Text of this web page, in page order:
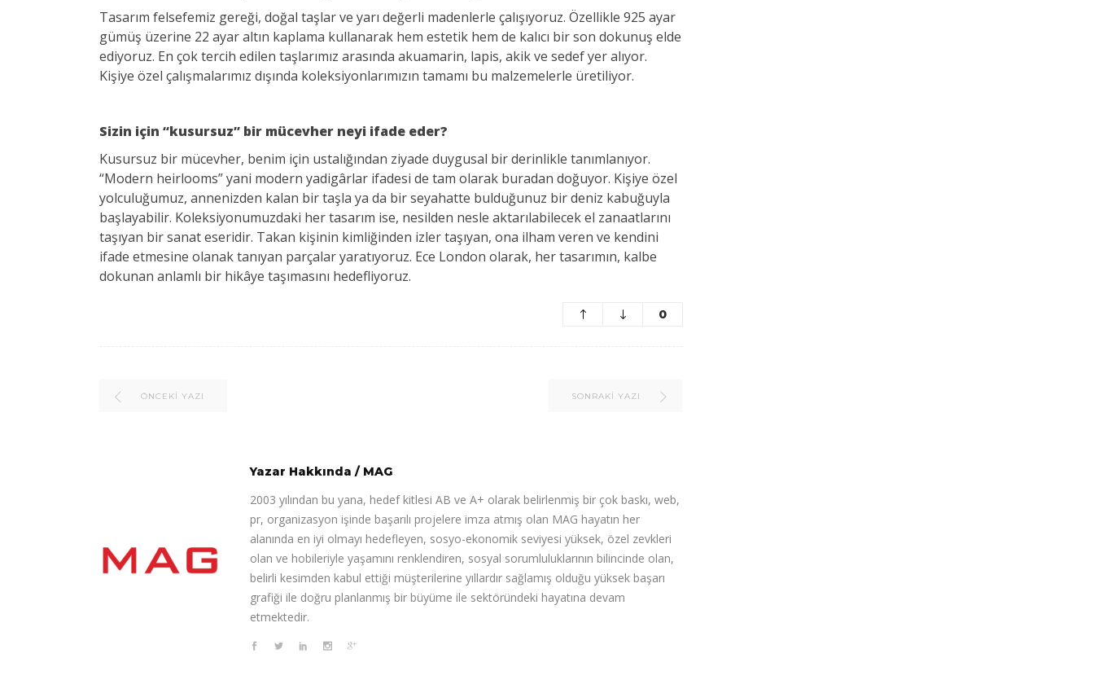
Tasarım felsefemiz gereği, doğal taşlar ve yarı değerli madenlerle çalışıyoruz. Özellikle 925 ayar
gümüş üzerine 22 ayar altın kaplama kullanarak hem estetik hem de kalıcı bir son dokunuş elde
ediyoruz. En çok tercih edilen taşlarımız arasında akuamarin, lapis, akik ve sedef yer alıyor.
Kişiye özel çalışmalarımız dışında koleksiyonlarımızın tamamı bu malzemelerle üretiliyor.
Sizin için “kusursuz” bir mücevher neyi ifade eder?
Kusursuz bir mücevher, benim için ustalığından ziyade duygusal bir derinlikle tanımlanıyor.
“Modern heirlooms” yani modern yadigârlar ifadesi de tam olarak buradan doğuyor. Kişiye özel
yolculuğumuz, annenizden kalan bir taşla ya da bir seyahatte bulduğunuz bir deniz kabuğuyla
başlayabilir. Koleksiyonumuzdaki her tasarım ise, nesilden nesle aktarılabilecek el zanaatlarını
taşıyan bir sanat eseridir. Takan kişinin kimliğinden izler taşıyan, ona ilham veren ve kendini
ifade etmesine olanak tanıyan parçalar yaratıyoruz. Ece London olarak, her tasarımın, kalbe
dokunan anlamlı bir hikâye taşımasını hedefliyoruz.
0
ÖNCEKI YAZI SONRAKI YAZI
Yazar Hakkında / MAG
2003 yılından bu yana, hedef kitlesi AB ve A+ olarak belirlenmiş bir çok baskı, web,
pr, organizasyon işinde başarılı projelere imza atmış olan MAG hayatın her
alanında en iyi olmayı hedefleyen, sosyo-ekonomik seviyesi yüksek, özel zevkleri
olan ve hobileriyle yaşamını renklendiren, sosyal sorumluluklarının bilincinde olan,
belirli kesimden kabul ettiği müşterilerine yıllardır sağlamış olduğu yüksek başarı
grafiği ile doğru planlanmış bir büyüme ile sektöründeki hayatına devam
etmektedir.